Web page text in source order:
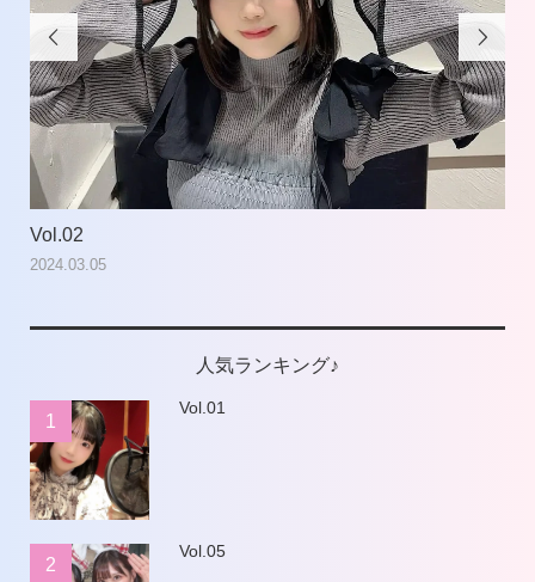

Vol.02
2024.03.05

人気ランキング♪
1
Vol.01
2
Vol.05